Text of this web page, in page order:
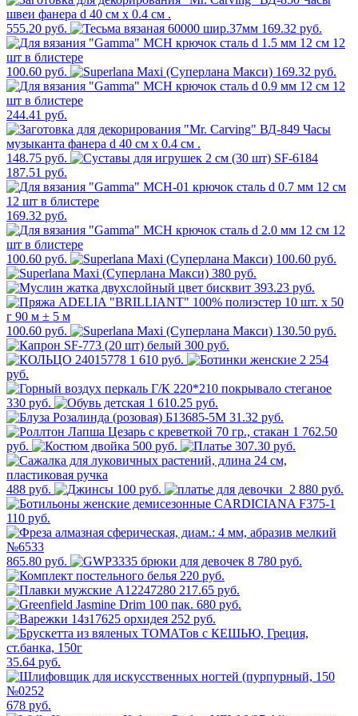
555.20 руб. 169.32 руб.
100.60 руб. 169.32 руб.
244.41 руб.
148.75 руб.
187.51 руб.
169.32 руб.
100.60 руб.
100.60 руб.
380 руб.
393.23 руб.
100.60 руб.
130.50 руб.
300 руб.
1 610 руб.
2 254
руб.
330 руб.
1 610.25 руб.
31.32 руб.
1 762.50
руб.
500 руб. 307.30 руб.
488 руб. 100 руб. 2 880 руб.
110 руб.
865.80 руб.
8 780 руб.
220 руб.
217.65 руб.
680 руб.
252 руб.
35.64 руб.
678 руб.